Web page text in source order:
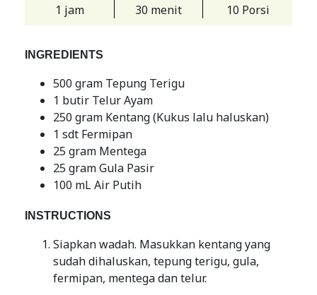
1 jam 30 menit 10 Porsi
INGREDIENTS
500 gram Tepung Terigu
1 butir Telur Ayam
250 gram Kentang (Kukus lalu haluskan)
1 sdt Fermipan
25 gram Mentega
25 gram Gula Pasir
100 mL Air Putih
INSTRUCTIONS
Siapkan wadah. Masukkan kentang yang
sudah dihaluskan, tepung terigu, gula,
fermipan, mentega dan telur.